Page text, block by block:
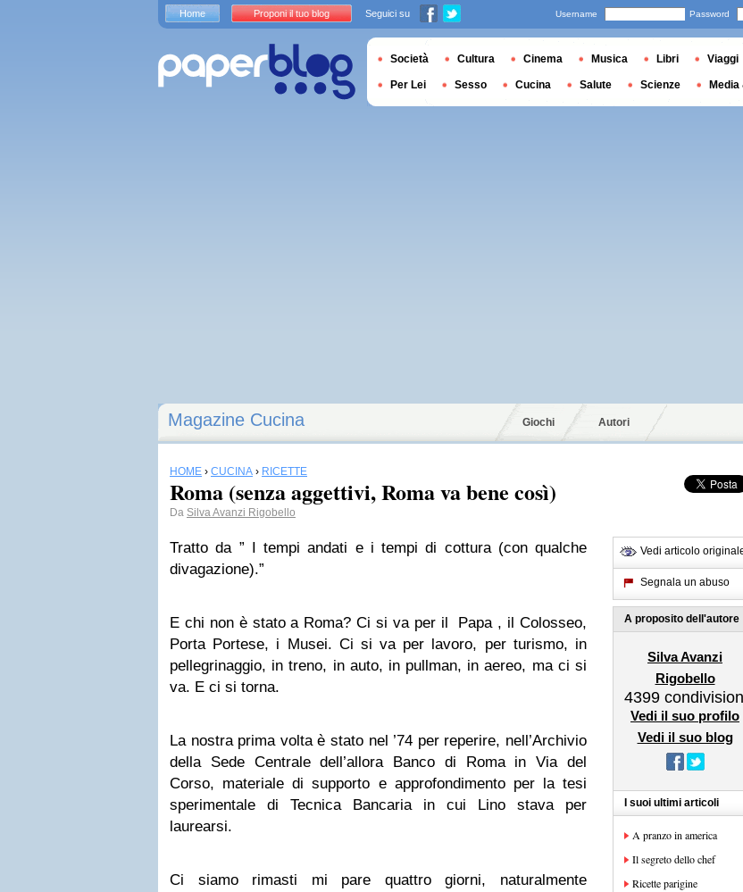
Magazine Cucina Giochi Autori
HOME › CUCINA › RICETTE
Roma (senza aggettivi, Roma va bene così)
Da Silva Avanzi Rigobello
Tratto da ” I tempi andati e i tempi di cottura (con qualche
divagazione).”
E chi non è stato a Roma? Ci si va per il Papa , il Colosseo,
Porta Portese, i Musei. Ci si va per lavoro, per turismo, in
pellegrinaggio, in treno, in auto, in pullman, in aereo, ma ci si
va. E ci si torna.
La nostra prima volta è stato nel ’74 per reperire, nell’Archivio
della Sede Centrale dell’allora Banco di Roma in Via del
Corso, materiale di supporto e approfondimento per la tesi
sperimentale di Tecnica Bancaria in cui Lino stava per
laurearsi.
Ci siamo rimasti mi pare quattro giorni, naturalmente
Vedi articolo
Segnala un abuso
A proposito dell'autore
Silva Avanzi
Rigobello
4399
Vedi il suo profilo
Vedi il suo blog
I suoi ultimi articoli
A pranzo in america
Il segreto dello chef
Ricette parigine
Home Proponi il tuo blog Seguici su Username Password
Società Cultura Cinema Musica Libri Viaggi
Per Lei Sesso Cucina Salute Scienze Media